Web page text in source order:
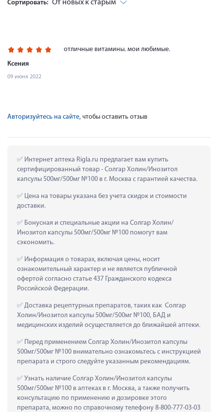
Сортировать: От новых к старым
Ксения
09 июня 2022
отличные витамины. мои любимые.
Авторизуйтесь на сайте, чтобы оставить отзыв
Интернет аптека Rigla.ru предлагает вам купить
сертифицированный товар - Солгар Холин/Инозитол
капсулы 500мг/500мг №100 в г. Москва с гарантией качества.
Цена на товары указана без учета скидок и стоимости
доставки.
Бонусная и специальные акции на Солгар Холин/
Инозитол капсулы 500мг/500мг №100 помогут вам
сэкономить.
Информация о товарах, включая цены, носит
ознакомительный характер и не является публичной
офертой согласно статье 437 Гражданского кодекса
Российской Федерации.
Доставка рецептурных препаратов, таких как  Солгар
Холин/Инозитол капсулы 500мг/500мг №100, БАД и
медицинских изделий осуществляется до ближайшей аптеки.
Перед применением Солгар Холин/Инозитол капсулы
500мг/500мг №100 внимательно ознакомьтесь с инструкцией
препарата и строго следуйте указанным рекомендациям.
Узнать наличие Солгар Холин/Инозитол капсулы
500мг/500мг №100 в аптеках в г. Москва, а также получить
консультацию по применению и дозировке этого
препарата, можно по справочному телефону 8-800-777-03-03